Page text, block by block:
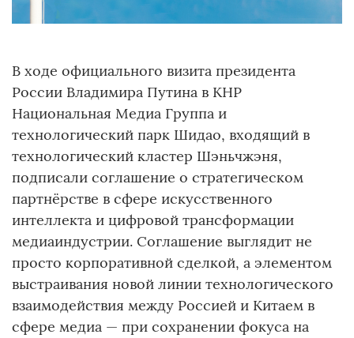
В ходе официального визита президента
России Владимира Путина в КНР
Национальная Медиа Группа и
технологический парк Шидао, входящий в
технологический кластер Шэньчжэня,
подписали соглашение о стратегическом
партнёрстве в сфере искусственного
интеллекта и цифровой трансформации
медиаиндустрии. Соглашение выглядит не
просто корпоративной сделкой, а элементом
выстраивания новой линии технологического
взаимодействия между Россией и Китаем в
сфере медиа — при сохранении фокуса на